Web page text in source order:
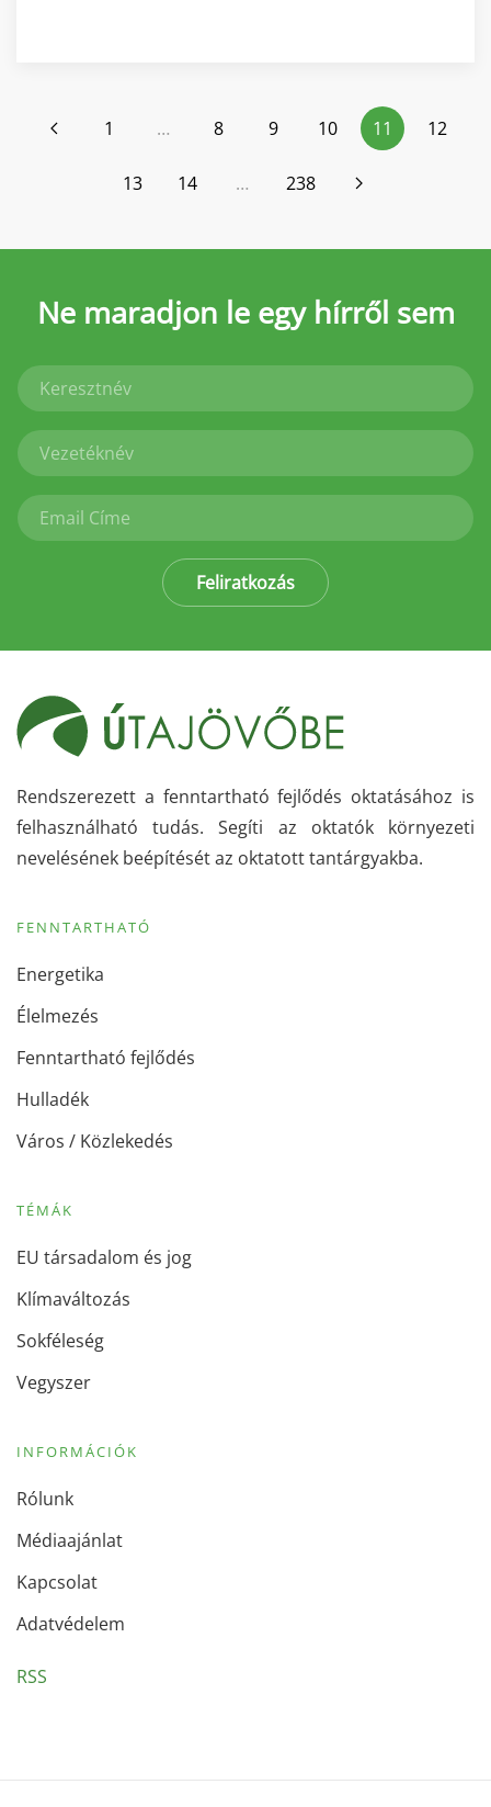
1 … 8 9 10 11 12
13 14 … 238
Ne maradjon le egy hírről sem
Feliratkozás
Rendszerezett a fenntartható fejlődés oktatásához is
felhasználható tudás. Segíti az oktatók környezeti
nevelésének beépítését az oktatott tantárgyakba.
FENNTARTHATÓ
Energetika
Élelmezés
Fenntartható fejlődés
Hulladék
Város / Közlekedés
TÉMÁK
EU társadalom és jog
Klímaváltozás
Sokféleség
Vegyszer
INFORMÁCIÓK
Rólunk
Médiaajánlat
Kapcsolat
Adatvédelem
RSS